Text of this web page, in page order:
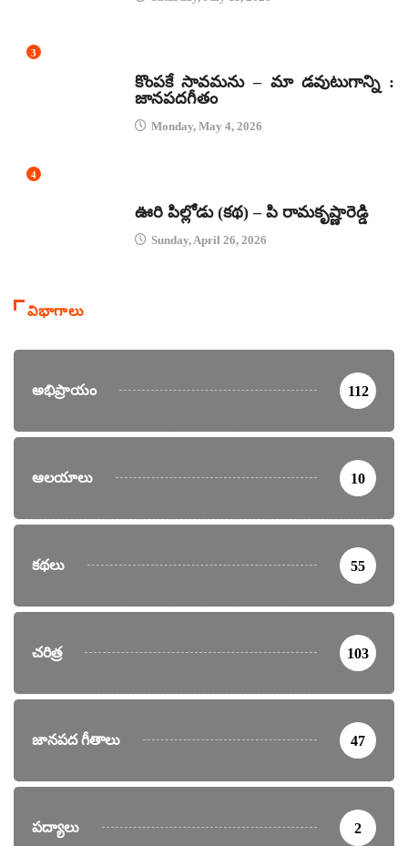
3
కొంపకే సావమను – మా డవుటుగాన్ని :
జానపదగీతం
Monday, May 4, 2026
4
ఊరి పిల్లోడు (కథ) – పి రామకృష్ణారెడ్డి
Sunday, April 26, 2026
విభాగాలు
అభిప్రాయం 112
ఆలయాలు 10
కథలు 55
చరిత్ర 103
జానపద గీతాలు 47
పద్యాలు 2